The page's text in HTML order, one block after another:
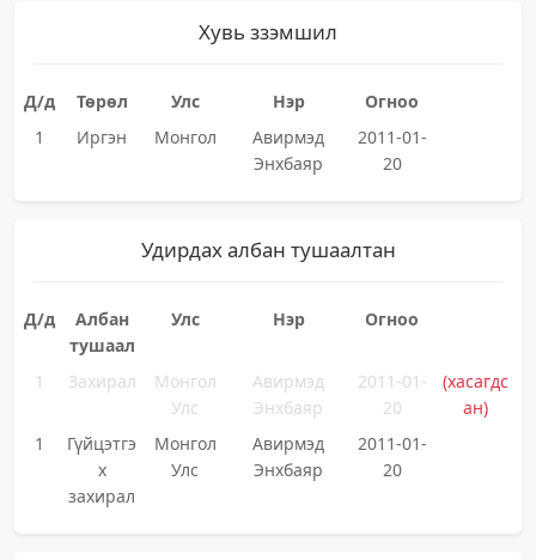
Хувь ззэмшил
Д/д Төрөл Улс Нэр
Огноо
1
Иргэн Монгол
Авирмэд
Энхбаяр
2011-01-
20
Удирдах албан тушаалтан
Д/д
Албан
тушаал
Улс Нэр Огноо
1 Захирал
Монгол
Улс
Авирмэд
Энхбаяр
2011-01-
20
(хасагдс
ан)
1
Гүйцэтгэ
х
захирал
Монгол
Улс
Авирмэд
Энхбаяр
2011-01-
20